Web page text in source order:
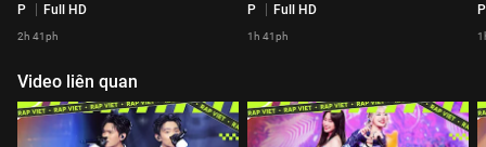
P Full HD
2h 41ph
P Full HD
1h 41ph
P
Video liên quan